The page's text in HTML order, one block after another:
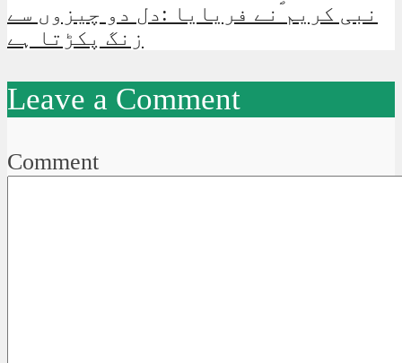
نبی کریم ؐنے فریایا :دل دو چیزوں سے
زنگ پکڑتا ہے
Leave a Comment
Comment